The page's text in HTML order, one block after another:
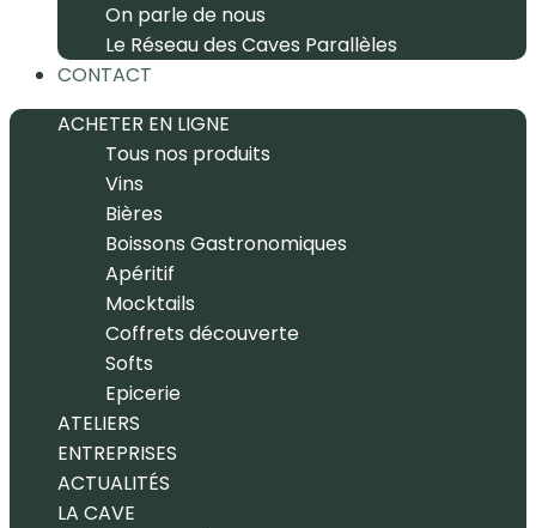
On parle de nous
Le Réseau des Caves Parallèles
CONTACT
ACHETER EN LIGNE
Tous nos produits
Vins
Bières
Boissons Gastronomiques
Apéritif
Mocktails
Coffrets découverte
Softs
Epicerie
ATELIERS
ENTREPRISES
ACTUALITÉS
LA CAVE